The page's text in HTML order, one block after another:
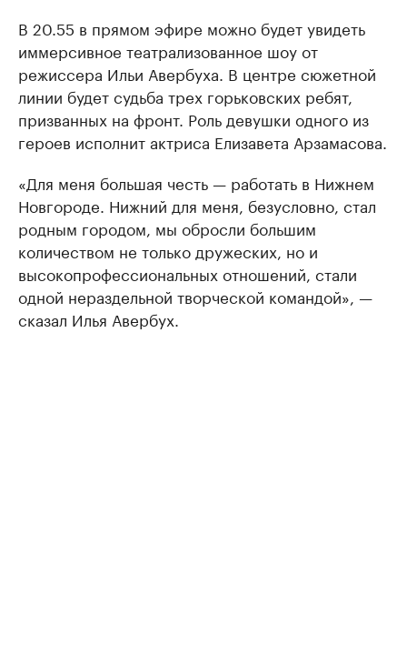
В 20.55 в прямом эфире можно будет увидеть
иммерсивное театрализованное шоу от
режиссера Ильи Авербуха. В центре сюжетной
линии будет судьба трех горьковских ребят,
призванных на фронт. Роль девушки одного из
героев исполнит актриса Елизавета Арзамасова.
«Для меня большая честь — работать в Нижнем
Новгороде. Нижний для меня, безусловно, стал
родным городом, мы обросли большим
количеством не только дружеских, но и
высокопрофессиональных отношений, стали
одной нераздельной творческой командой», —
сказал Илья Авербух.